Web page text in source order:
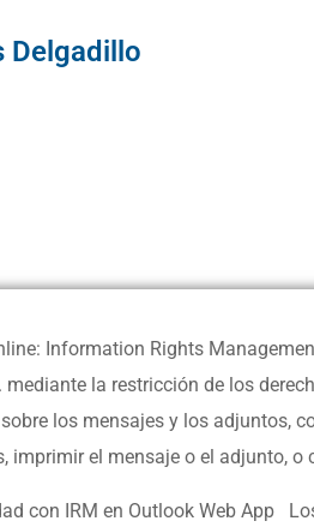
Delgadillo
Information Rights
mediante la restricción de los
los mensajes y los adjuntos,
imprimir el mensaje o el adjunto,
con IRM en Outlook Web App